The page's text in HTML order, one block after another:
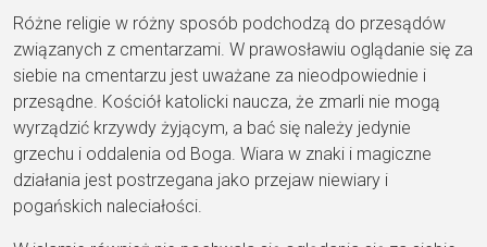
Różne religie w różny sposób podchodzą do przesądów
związanych z cmentarzami. W prawosławiu oglądanie się za
siebie na cmentarzu jest uważane za nieodpowiednie i
przesądne. Kościół katolicki naucza, że zmarli nie mogą
wyrządzić krzywdy żyjącym, a bać się należy jedynie
grzechu i oddalenia od Boga. Wiara w znaki i magiczne
działania jest postrzegana jako przejaw niewiary i
pogańskich naleciałości.